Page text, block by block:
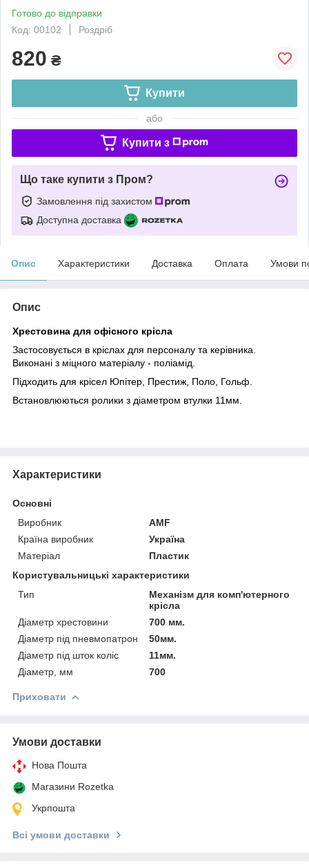
Готово до відправки
Код: 00102
Роздріб
820 ₴
Купити
або
Купити з
Що таке купити з Пром?
Замовлення під захистом
Доступна доставка
Опис Характеристики Доставка Оплата Умови
Опис
Хрестовина для офісного крісла
Застосовується в кріслах для персоналу та керівника.
Виконані з міцного матеріалу - поліамід.
Підходить для крісел Юпітер, Престиж, Поло, Гольф.
Встановлюються ролики з діаметром втулки 11мм.
Характеристики
Основні
Виробник
AMF
Країна виробник
Україна
Матеріал
Пластик
Користувальницькі характеристики
Тип
Механізм для комп'ютерного
крісла
Діаметр хрестовини
700 мм.
Діаметр під пневмопатрон
50мм.
Діаметр під шток коліс
11мм.
Діаметр, мм
700
Приховати
Умови доставки
Нова Пошта
Магазини Rozetka
Укрпошта
Всі умови доставки